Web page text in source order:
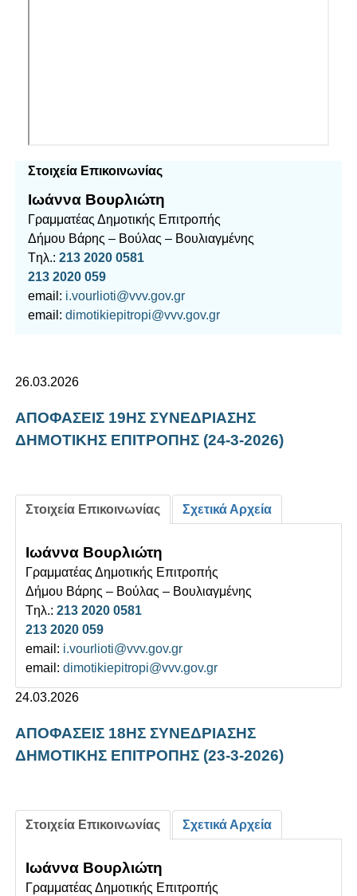
Στοιχεία Επικοινωνίας
Ιωάννα Βουρλιώτη
Γραμματέας Δημοτικής Επιτροπής
Δήμου Βάρης – Βούλας – Βουλιαγμένης
Tηλ.:213 2020 0581
213 2020 059
email: i.vourlioti@vvv.gov.gr
email:dimotikiepitropi@vvv.gov.gr
26.03.2026
ΑΠΟΦΑΣΕΙΣ 19ΗΣ ΣΥΝΕΔΡΙΑΣΗΣ
ΔΗΜΟΤΙΚΗΣ ΕΠΙΤΡΟΠΗΣ (24-3-2026)
Στοιχεία Επικοινωνίας Σχετικά Αρχεία
Ιωάννα Βουρλιώτη
Γραμματέας Δημοτικής Επιτροπής
Δήμου Βάρης – Βούλας – Βουλιαγμένης
Tηλ.:213 2020 0581
213 2020 059
email: i.vourlioti@vvv.gov.gr
email:dimotikiepitropi@vvv.gov.gr
24.03.2026
AΠΟΦΑΣΕΙΣ 18ΗΣ ΣΥΝΕΔΡΙΑΣΗΣ
ΔΗΜΟΤΙΚΗΣ ΕΠΙΤΡΟΠΗΣ (23-3-2026)
Στοιχεία Επικοινωνίας Σχετικά Αρχεία
Ιωάννα Βουρλιώτη
Γραμματέας Δημοτικής Επιτροπής